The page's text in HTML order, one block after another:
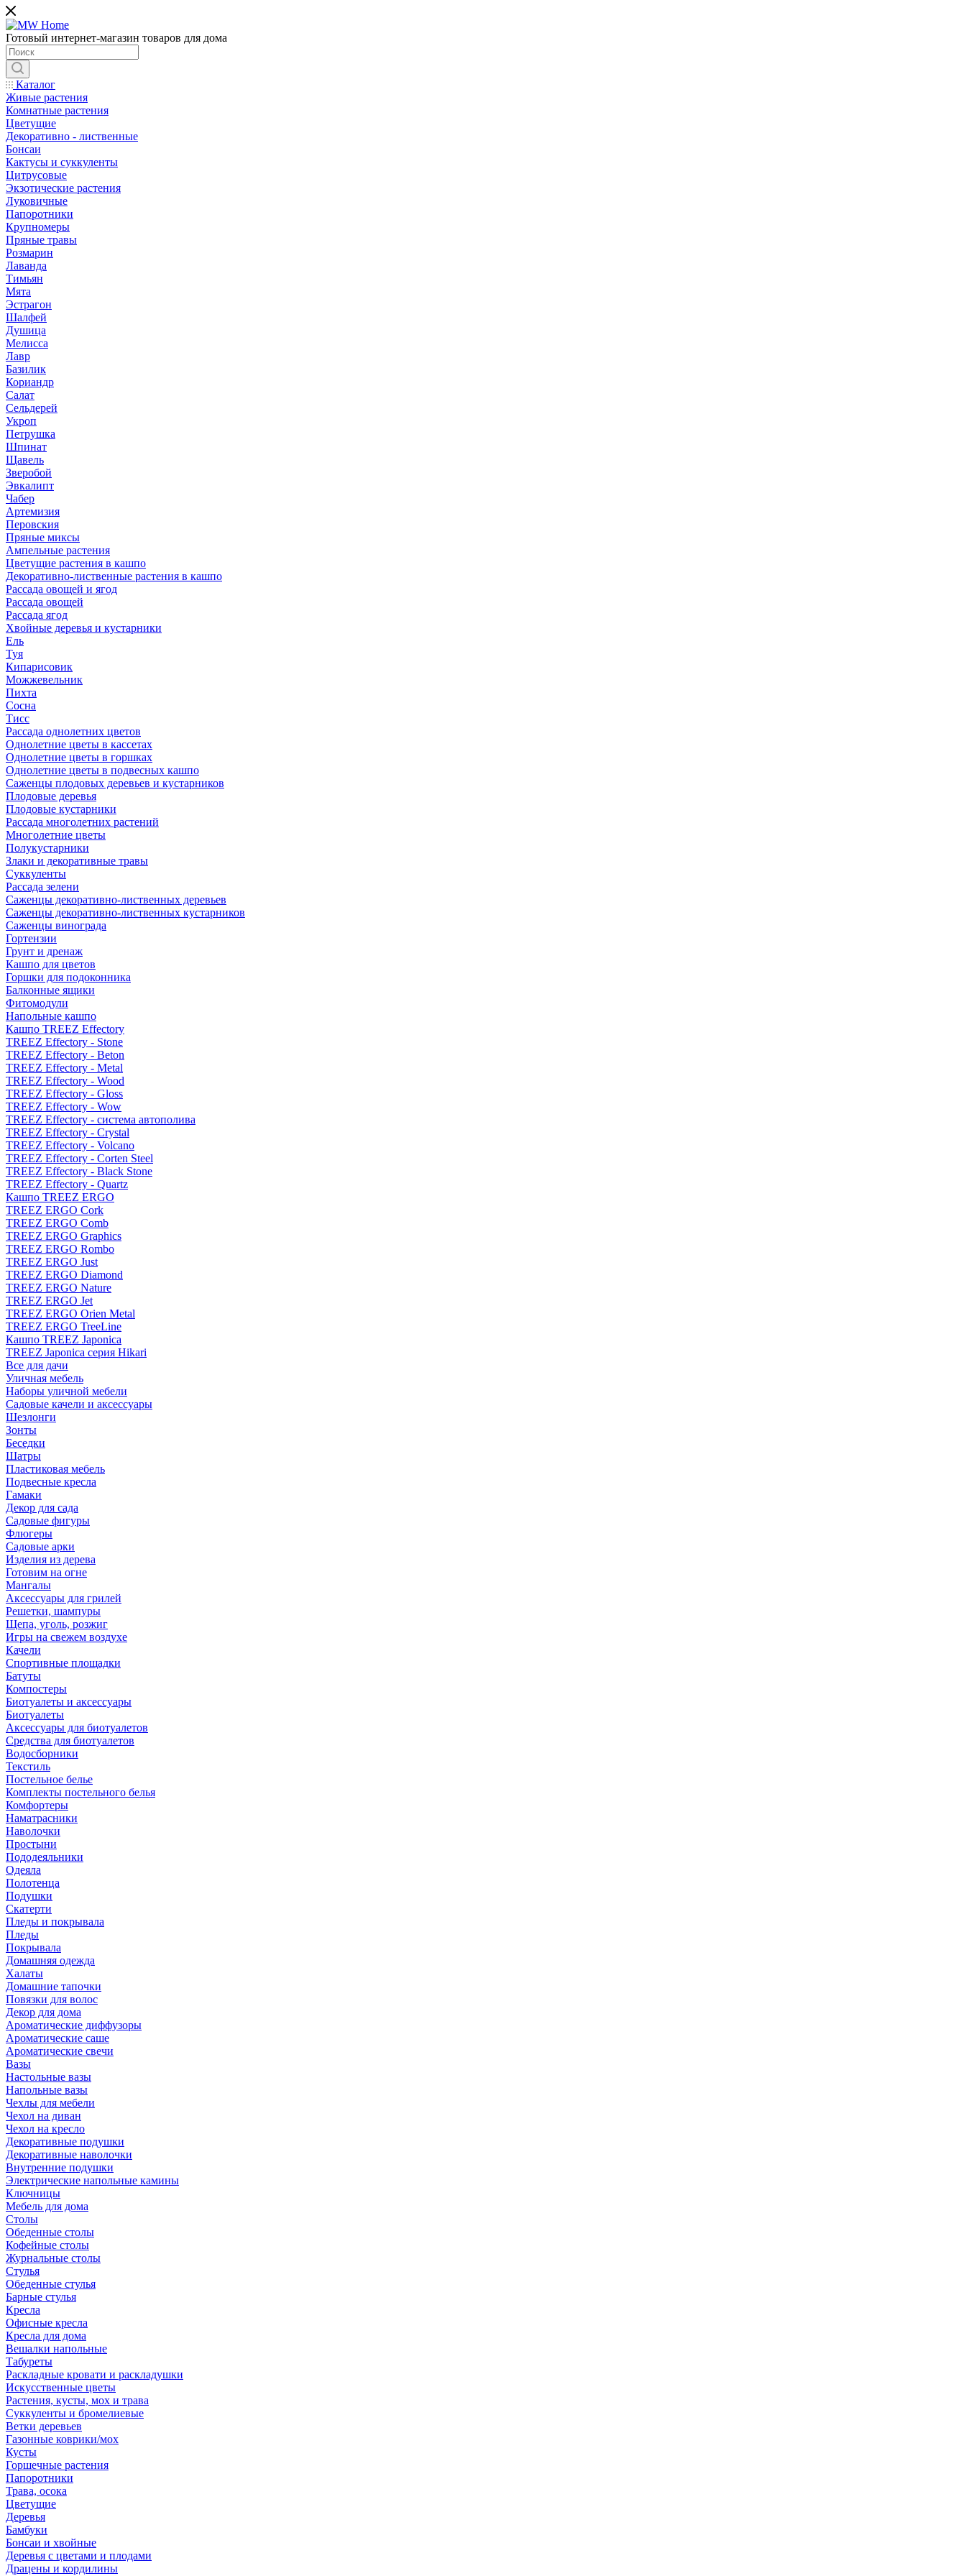
Готовый интернет-магазин товаров для дома
Каталог
Живые растения
Комнатные растения
Цветущие
Декоративно - лиственные
Бонсаи
Кактусы и суккуленты
Цитрусовые
Экзотические растения
Луковичные
Папоротники
Крупномеры
Пряные травы
Розмарин
Лаванда
Тимьян
Мята
Эстрагон
Шалфей
Душица
Мелисса
Лавр
Базилик
Кориандр
Салат
Сельдерей
Укроп
Петрушка
Шпинат
Щавель
Зверобой
Эвкалипт
Чабер
Артемизия
Перовския
Пряные миксы
Ампельные растения
Цветущие растения в кашпо
Декоративно-лиственные растения в кашпо
Рассада овощей и ягод
Рассада овощей
Рассада ягод
Хвойные деревья и кустарники
Ель
Туя
Кипарисовик
Можжевельник
Пихта
Сосна
Тисc
Рассада однолетних цветов
Однолетние цветы в кассетах
Однолетние цветы в горшках
Однолетние цветы в подвесных кашпо
Саженцы плодовых деревьев и кустарников
Плодовые деревья
Плодовые кустарники
Рассада многолетних растений
Многолетние цветы
Полукустарники
Злаки и декоративные травы
Суккуленты
Рассада зелени
Саженцы декоративно-лиственных деревьев
Саженцы декоративно-лиственных кустарников
Саженцы винограда
Гортензии
Грунт и дренаж
Кашпо для цветов
Горшки для подоконника
Балконные ящики
Фитомодули
Напольные кашпо
Кашпо TREEZ Effectory
TREEZ Effectory - Stone
TREEZ Effectory - Beton
TREEZ Effectory - Metal
TREEZ Effectory - Wood
TREEZ Effectory - Gloss
TREEZ Effectory - Wow
TREEZ Effectory - система автополива
TREEZ Effectory - Crystal
TREEZ Effectory - Volcano
TREEZ Effectory - Corten Steel
TREEZ Effectory - Black Stone
TREEZ Effectory - Quartz
Кашпо TREEZ ERGO
TREEZ ERGO Cork
TREEZ ERGO Comb
TREEZ ERGO Graphics
TREEZ ERGO Rombo
TREEZ ERGO Just
TREEZ ERGO Diamond
TREEZ ERGO Nature
TREEZ ERGO Jet
TREEZ ERGO Orien Metal
TREEZ ERGO TreeLine
Кашпо TREEZ Japonica
TREEZ Japonica серия Hikari
Все для дачи
Уличная мебель
Наборы уличной мебели
Садовые качели и аксессуары
Шезлонги
Зонты
Беседки
Шатры
Пластиковая мебель
Подвесные кресла
Гамаки
Декор для сада
Садовые фигуры
Флюгеры
Садовые арки
Изделия из дерева
Готовим на огне
Мангалы
Аксессуары для грилей
Решетки, шампуры
Щепа, уголь, розжиг
Игры на свежем воздухе
Качели
Спортивные площадки
Батуты
Компостеры
Биотуалеты и аксессуары
Биотуалеты
Аксессуары для биотуалетов
Средства для биотуалетов
Водосборники
Текстиль
Постельное белье
Комплекты постельного белья
Комфортеры
Наматрасники
Наволочки
Простыни
Пододеяльники
Одеяла
Полотенца
Подушки
Скатерти
Пледы и покрывала
Пледы
Покрывала
Домашняя одежда
Халаты
Домашние тапочки
Повязки для волос
Декор для дома
Ароматические диффузоры
Ароматические саше
Ароматические свечи
Вазы
Настольные вазы
Напольные вазы
Чехлы для мебели
Чехол на диван
Чехол на кресло
Декоративные подушки
Декоративные наволочки
Внутренние подушки
Электрические напольные камины
Ключницы
Мебель для дома
Столы
Обеденные столы
Кофейные столы
Журнальные столы
Стулья
Обеденные стулья
Барные стулья
Кресла
Офисные кресла
Кресла для дома
Вешалки напольные
Табуреты
Раскладные кровати и раскладушки
Искусственные цветы
Растения, кусты, мох и трава
Суккуленты и бромелиевые
Ветки деревьев
Газонные коврики/мох
Кусты
Горшечные растения
Папоротники
Трава, осока
Цветущие
Деревья
Бамбуки
Бонсаи и хвойные
Деревья с цветами и плодами
Драцены и кордилины